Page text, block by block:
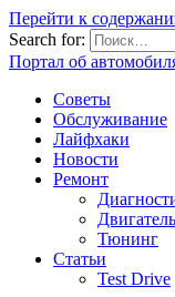
Перейти к
Search for:
Портал об
Советы
Обслуживание
Лайфхаки
Новости
Ремонт
Тюнинг
Статьи
Test Drive